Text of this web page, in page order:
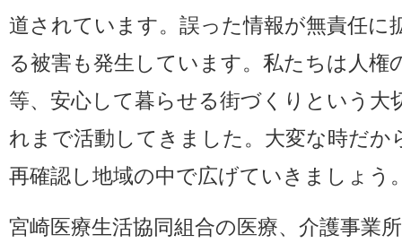
道されています。誤った情報が無責任に
る被害も発生しています。私たちは人権
等、安心して暮らせる街づくりという大
れまで活動してきました。大変な時だか
再確認し地域の中で広げていきましょう
宮崎医療生活協同組合の医療、介護事業